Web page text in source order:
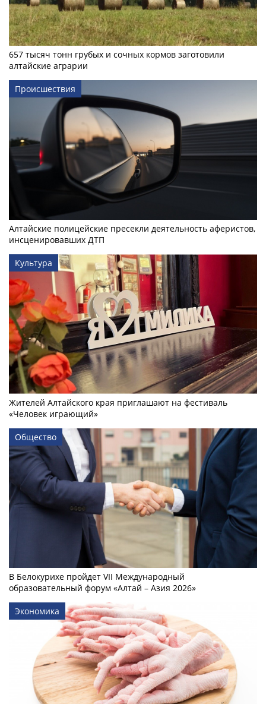
657 тысяч тонн грубых и сочных кормов заготовили
алтайские аграрии
Происшествия
Алтайские полицейские пресекли деятельность аферистов,
инсценировавших ДТП
Культура
Жителей Алтайского края приглашают на фестиваль
«Человек играющий»
Общество
В Белокурихе пройдет VII Международный
образовательный форум «Алтай – Азия 2026»
Экономика